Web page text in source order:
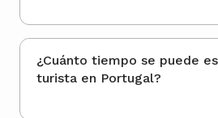
¿Cuánto tiempo se puede
turista en Portugal?